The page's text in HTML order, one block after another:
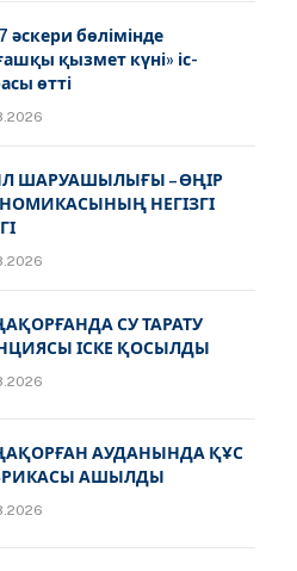
әскери бөлімінде
қызмет күні» іс-
өтті
ШАРУАШЫЛЫҒЫ – ӨҢІР
НЕГІЗГІ
СУ ТАРАТУ
ІСКЕ ҚОСЫЛДЫ
АУДАНЫНДА ҚҰС
АШЫЛДЫ